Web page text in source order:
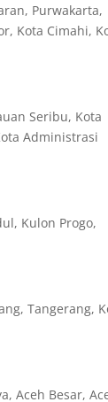
Purwakarta,
Kota Cimahi,
Seribu, Kota
Administrasi
Kulon Progo,
Tangerang,
Aceh Besar,